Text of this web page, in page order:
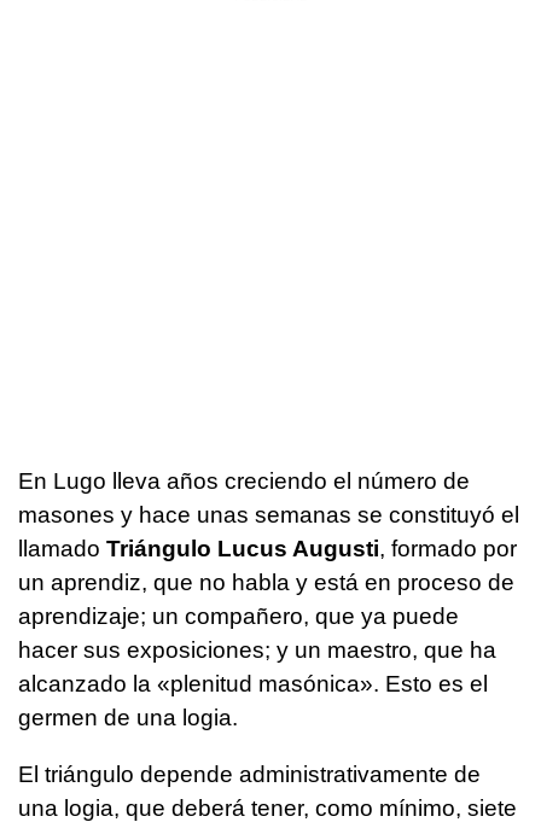
En Lugo lleva años creciendo el número de
masones y hace unas semanas se constituyó el
llamado Triángulo Lucus Augusti, formado por
un aprendiz, que no habla y está en proceso de
aprendizaje; un compañero, que ya puede
hacer sus exposiciones; y un maestro, que ha
alcanzado la «plenitud masónica». Esto es el
germen de una logia.
El triángulo depende administrativamente de
una logia, que deberá tener, como mínimo, siete